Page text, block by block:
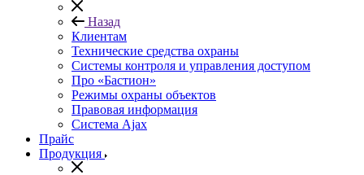
Назад
Клиентам
Технические средства охраны
Системы контроля и управления доступом
Про «Бастион»
Режимы охраны объектов
Правовая информация
Сиcтема Ajax
Прайс
Продукция